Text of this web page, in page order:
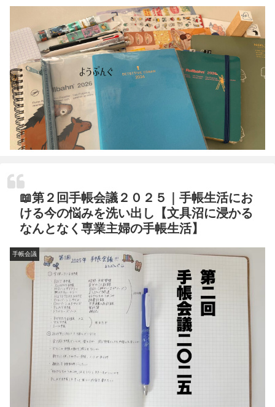
📖第２回手帳会議２０２５｜手帳生活にお
ける今の悩みを洗い出し【文具沼に浸かる
なんとなく専業主婦の手帳生活】
手帳会議